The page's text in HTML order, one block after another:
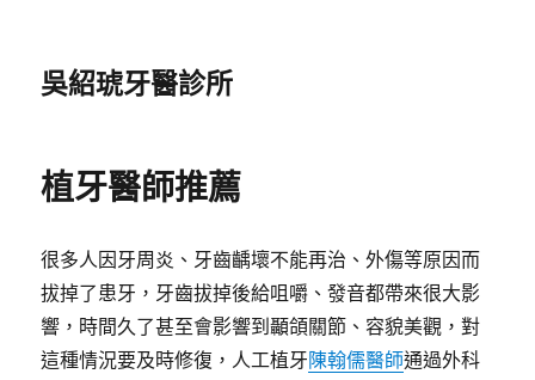
吳紹琥牙醫診所
植牙醫師推薦
很多人因牙周炎、牙齒齲壞不能再治、外傷等原因而
拔掉了患牙，牙齒拔掉後給咀嚼、發音都帶來很大影
響，時間久了甚至會影響到顳頜關節、容貌美觀，對
這種情況要及時修復，人工植牙陳翰儒醫師通過外科